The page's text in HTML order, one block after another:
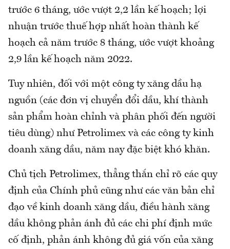
trước 6 tháng, ước vượt 2,2 lần kế hoạch; lợi
nhuận trước thuế hợp nhất hoàn thành kế
hoạch cả năm trước 8 tháng, ước vượt khoảng
2,9 lần kế hoạch năm 2022.
Tuy nhiên, đối với một công ty xăng dầu hạ
nguồn (các đơn vị chuyển đổi dầu, khí thành
sản phẩm hoàn chỉnh và phân phối đến người
tiêu dùng) như Petrolimex và các công ty kinh
doanh xăng dầu, năm nay đặc biệt khó khăn.
Chủ tịch Petrolimex, thẳng thắn chỉ rõ các quy
định của Chính phủ cũng như các văn bản chỉ
đạo về kinh doanh xăng dầu, điều hành xăng
dầu không phản ánh đủ các chi phí định mức
cố định, phản ánh không đủ giá vốn của xăng